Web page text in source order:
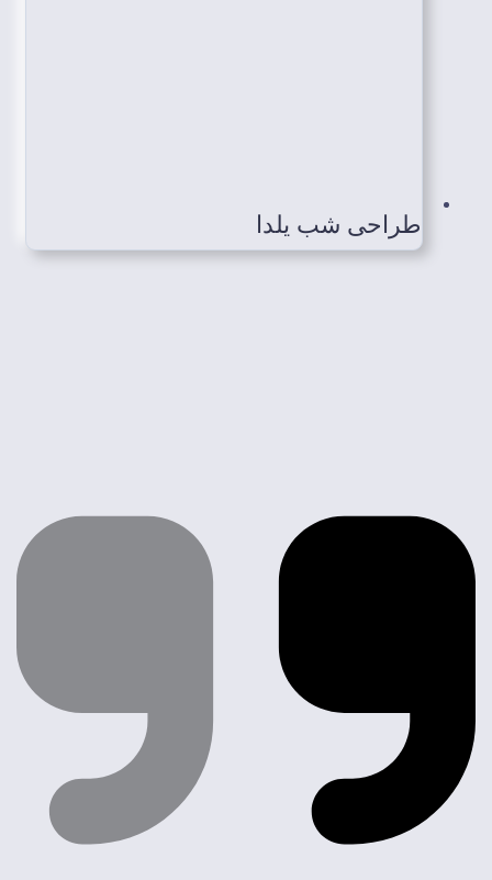
طراحی شب یلدا